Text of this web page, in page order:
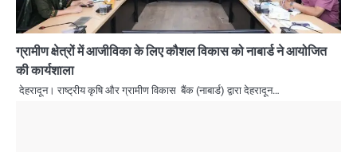
ग्रामीण क्षेत्रों में आजीविका के लिए कौशल विकास को नाबार्ड ने आयोजित
की कार्यशाला
देहरादून। राष्ट्रीय कृषि और ग्रामीण विकास बैंक (नाबार्ड) द्वारा देहरादून…